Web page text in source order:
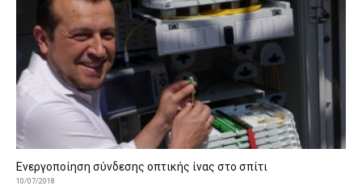
Ενεργοποίηση σύνδεσης οπτικής ίνας στο σπίτι
10/07/2018